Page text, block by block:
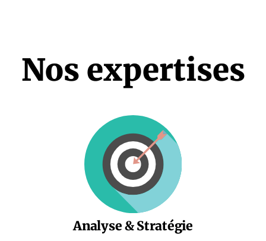
Nos expertises
Analyse & Stratégie